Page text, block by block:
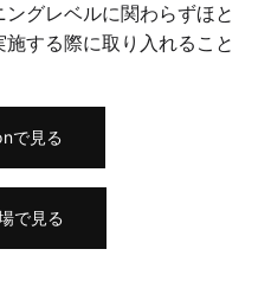
グレベルに関わらずほと
する際に取り入れること
で見る
で見る